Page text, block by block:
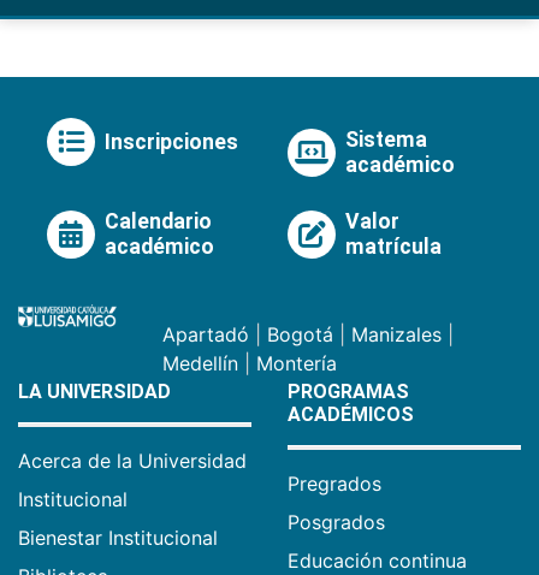
Inscripciones
Sistema
académico
Calendario
académico
Valor
matrícula
Apartadó Bogotá Manizales
Medellín
Montería
LA UNIVERSIDAD
Acerca de la Universidad
Institucional
Bienestar Institucional
PROGRAMAS
ACADÉMICOS
Pregrados
Posgrados
Educación continua